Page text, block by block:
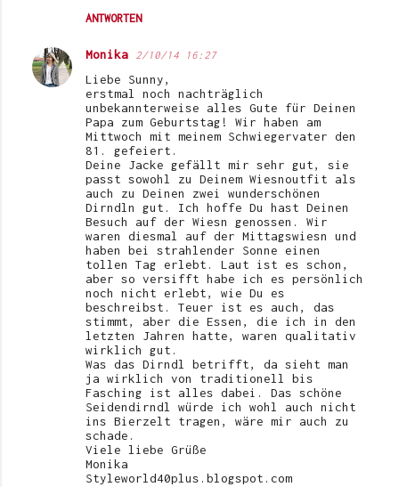
ANTWORTEN
Monika 2/10/14 16:27
Liebe Sunny,
erstmal noch nachträglich
unbekannterweise alles Gute für Deinen
Papa zum Geburtstag! Wir haben am
Mittwoch mit meinem Schwiegervater den
81. gefeiert.
Deine Jacke gefällt mir sehr gut, sie
passt sowohl zu Deinem Wiesnoutfit als
auch zu Deinen zwei wunderschönen
Dirndln gut. Ich hoffe Du hast Deinen
Besuch auf der Wiesn genossen. Wir
waren diesmal auf der Mittagswiesn und
haben bei strahlender Sonne einen
tollen Tag erlebt. Laut ist es schon,
aber so versifft habe ich es persönlich
noch nicht erlebt, wie Du es
beschreibst. Teuer ist es auch, das
stimmt, aber die Essen, die ich in den
letzten Jahren hatte, waren qualitativ
wirklich gut.
Was das Dirndl betrifft, da sieht man
ja wirklich von traditionell bis
Fasching ist alles dabei. Das schöne
Seidendirndl würde ich wohl auch nicht
ins Bierzelt tragen, wäre mir auch zu
schade.
Viele liebe Grüße
Monika
Styleworld40plus.blogspot.com